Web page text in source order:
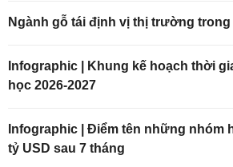
Ngành gỗ tái định vị thị trường
Infographic | Khung kế hoạch thời
học 2026-2027
Infographic | Điểm tên những nhóm
tỷ USD sau 7 tháng